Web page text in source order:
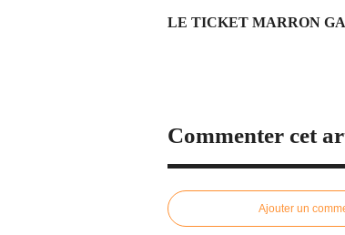
LE TICKET MARRON
Commenter cet
Ajouter un